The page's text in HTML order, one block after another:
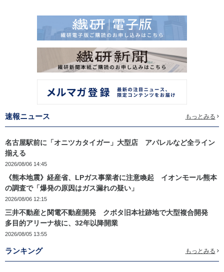
速報ニュース もっとみる
名古屋駅前に「オニツカタイガー」大型店 アパレルなど全ライン
揃える
2026/08/06 14:45
《熊本地震》経産省、LPガス事業者に注意喚起 イオンモール熊本
の調査で「爆発の原因はガス漏れの疑い」
2026/08/06 12:15
三井不動産と関電不動産開発 クボタ旧本社跡地で大型複合開発
多目的アリーナ核に、32年以降開業
2026/08/05 13:55
ランキング もっとみる